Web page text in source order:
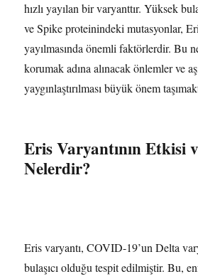
hızlı yayılan bir varyanttır. Yüksek
ve Spike proteinindeki mutasyonlar,
yayılmasında önemli faktörlerdir. Bu
korumak adına alınacak önlemler ve
yaygınlaştırılması büyük önem
Eris Varyantının Etkisi
Nelerdir?
Eris varyantı, COVID-19’un Delta
bulaşıcı olduğu tespit edilmiştir. Bu,